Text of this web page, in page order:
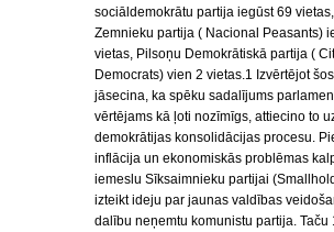
sociāldemokrātu partija iegūst 69
Zemnieku partija ( Nacional Peasants)
vietas, Pilsoņu Demokrātiskā partija (
Democrats) vien 2 vietas.1 Izvērtējot
jāsecina, ka spēku sadalījums
vērtējams kā ļoti nozīmīgs, attiecino to
demokrātijas konsolidācijas procesu.
inflācija un ekonomiskās problēmas
iemeslu Sīksaimnieku partijai
izteikt ideju par jaunas valdības
dalību neņemtu komunistu partija. Taču